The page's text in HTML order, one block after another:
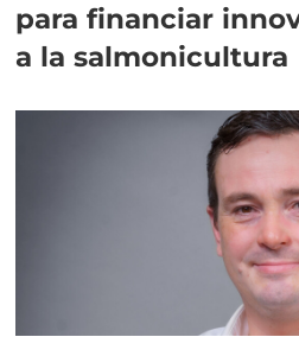
para financiar
a la salmonicultura